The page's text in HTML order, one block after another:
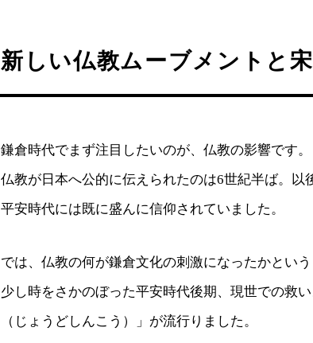
新しい仏教ムーブメントと
鎌倉時代でまず注目したいのが、仏教の影響です。
仏教が日本へ公的に伝えられたのは6世紀半ば。以
平安時代には既に盛んに信仰されていました。
では、仏教の何が鎌倉文化の刺激になったかとい
少し時をさかのぼった平安時代後期、現世での救
（じょうどしんこう）」が流行りました。